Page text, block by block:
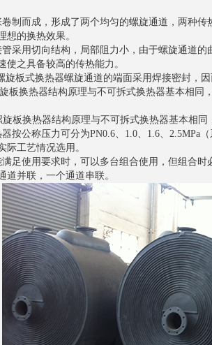
制而成，形成了两个均匀的螺旋通道，两种
想的换热效果。
采用切向结构，局部阻力小，由于螺旋通道
使之具备较高的传热能力。
旋板式换热器螺旋通道的端面采用焊接密封，因
板换热器结构原理与不可拆式换热器基本相
板换热器结构原理与不可拆式换热器基本相同
按公称压力可分为PN0.6、1.0、1.6、2.5MPa
际工艺情况选用。
足使用要求时，可以多台组合使用，但组合
道并联，一个通道串联。